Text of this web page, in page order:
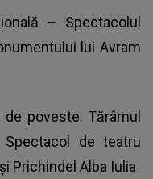
– Spectacolul
lui Avram
poveste. Tărâmul
Spectacol de teatru
Prichindel Alba Iulia